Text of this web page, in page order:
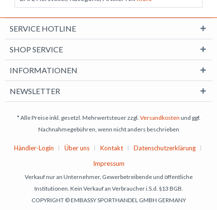
SERVICE HOTLINE
SHOP SERVICE
INFORMATIONEN
NEWSLETTER
* Alle Preise inkl. gesetzl. Mehrwertsteuer zzgl. Versandkosten und ggf.
Nachnahmegebühren, wenn nicht anders beschrieben
Händler-Login Über uns Kontakt
Datenschutzerklärung
Impressum
Verkauf nur an Unternehmer, Gewerbetreibende und öffentliche
Institutionen. Kein Verkauf an Verbraucher i.S.d. §13 BGB.
COPYRIGHT © EMBASSY SPORTHANDEL GMBH GERMANY